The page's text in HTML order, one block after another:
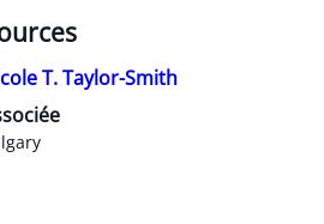
T. Taylor-Smith